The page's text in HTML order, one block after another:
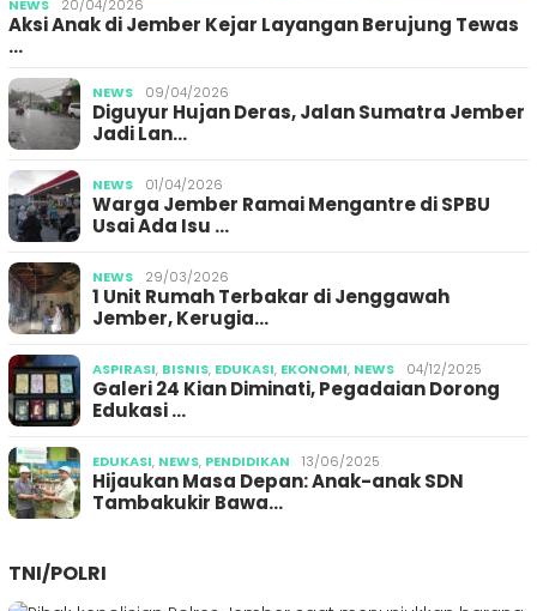
NEWS 20/04/2026
Aksi Anak di Jember Kejar Layangan Berujung Tewas
…
NEWS 09/04/2026
Diguyur Hujan Deras, Jalan Sumatra Jember
Jadi Lan…
NEWS 01/04/2026
Warga Jember Ramai Mengantre di SPBU
Usai Ada Isu …
NEWS 29/03/2026
1 Unit Rumah Terbakar di Jenggawah
Jember, Kerugia…
ASPIRASI, BISNIS, EDUKASI, EKONOMI, NEWS 04/12/2025
Galeri 24 Kian Diminati, Pegadaian Dorong
Edukasi …
EDUKASI, NEWS, PENDIDIKAN 13/06/2025
Hijaukan Masa Depan: Anak-anak SDN
Tambakukir Bawa…
TNI/POLRI